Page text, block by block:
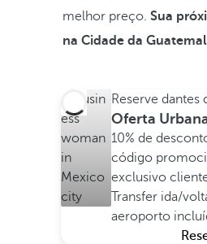
melhor preço.Sua
na Cidade da
Reserve dantes
Oferta
10% de
código
exclusivo
Transfer ida/
aeroporto